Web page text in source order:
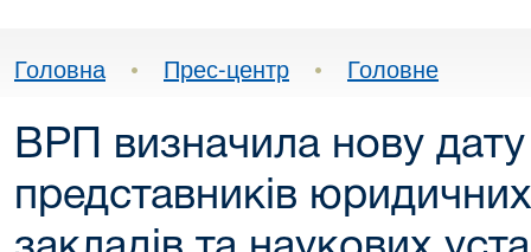
Головна • Прес-центр • Головне
ВРП визначила нову дату
представників